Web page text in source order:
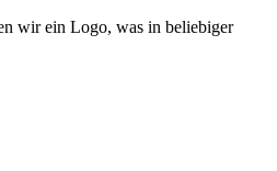
wir ein Logo, was in beliebiger